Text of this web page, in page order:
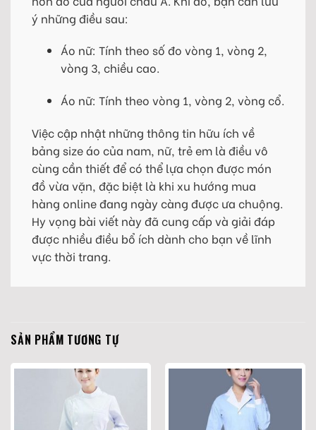
ý những điều sau:
Áo nữ: Tính theo số đo vòng 1, vòng 2,
vòng 3, chiều cao.
Áo nữ: Tính theo vòng 1, vòng 2, vòng cổ.
Việc cập nhật những thông tin hữu ích về
bảng size áo của nam, nữ, trẻ em là điều vô
cùng cần thiết để có thể lựa chọn được món
đồ vừa vặn, đặc biệt là khi xu hướng mua
hàng online đang ngày càng được ưa chuộng.
Hy vọng bài viết này đã cung cấp và giải đáp
được nhiều điều bổ ích dành cho bạn về lĩnh
vực thời trang.
SẢN PHẨM TƯƠNG TỰ